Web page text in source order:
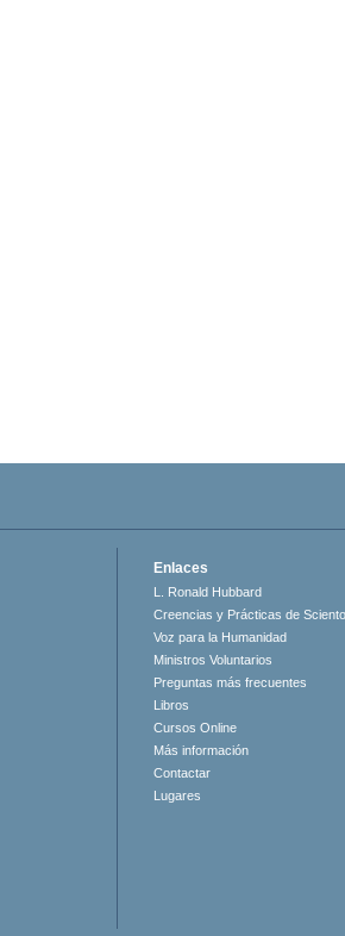
Enlaces
L. Ronald Hubbard
Creencias y Prácticas de
Voz para la Humanidad
Ministros Voluntarios
Preguntas más frecuentes
Libros
Cursos Online
Más información
Contactar
Lugares